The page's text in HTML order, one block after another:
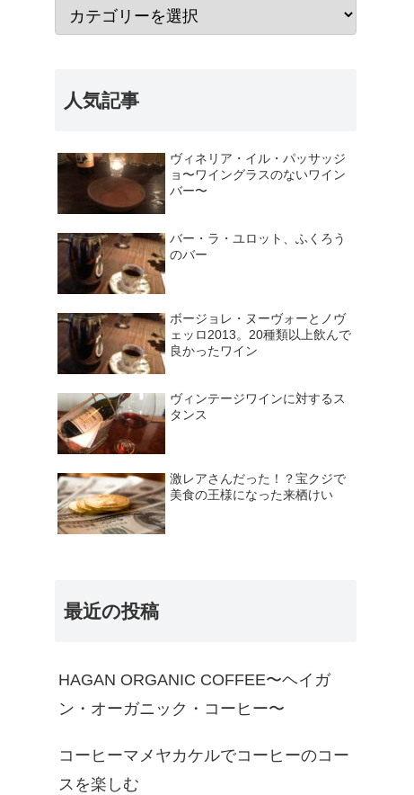
人気記事
ヴィネリア・イル・パッサッジ
ョ〜ワイングラスのないワイン
バー〜
バー・ラ・ユロット、ふくろう
のバー
ボージョレ・ヌーヴォーとノヴ
ェッロ2013。20種類以上飲んで
良かったワイン
ヴィンテージワインに対するス
タンス
激レアさんだった！？宝クジで
美食の王様になった来栖けい
最近の投稿
HAGAN ORGANIC COFFEE〜ヘイガ
ン・オーガニック・コーヒー〜
コーヒーマメヤカケルでコーヒーのコー
スを楽しむ